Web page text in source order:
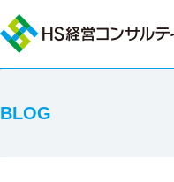
BLOG